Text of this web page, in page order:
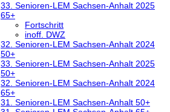
33. Senioren-LEM Sachsen-Anhalt 2025
65+
Fortschritt
inoff. DWZ
32. Senioren-LEM Sachsen-Anhalt 2024
50+
33. Senioren-LEM Sachsen-Anhalt 2025
50+
32. Senioren-LEM Sachsen-Anhalt 2024
65+
31. Senioren-LEM Sachsen-Anhalt 50+